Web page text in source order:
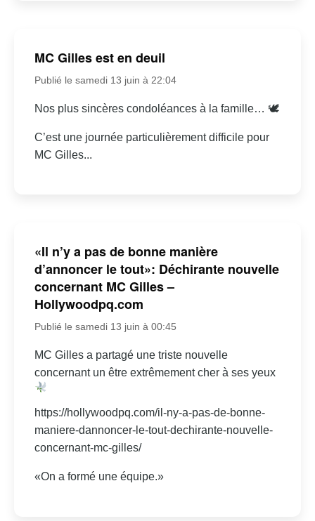
MC Gilles est en deuil
Publié le samedi 13 juin à 22:04
Nos plus sincères condoléances à la famille… 🕊
C’est une journée particulièrement difficile pour
MC Gilles...
«Il n’y a pas de bonne manière
d’annoncer le tout»: Déchirante nouvelle
concernant MC Gilles –
Hollywoodpq.com
Publié le samedi 13 juin à 00:45
MC Gilles a partagé une triste nouvelle
concernant un être extrêmement cher à ses yeux
https://hollywoodpq.com/il-ny-a-pas-de-bonne-
maniere-dannoncer-le-tout-dechirante-nouvelle-
concernant-mc-gilles/
«On a formé une équipe.»